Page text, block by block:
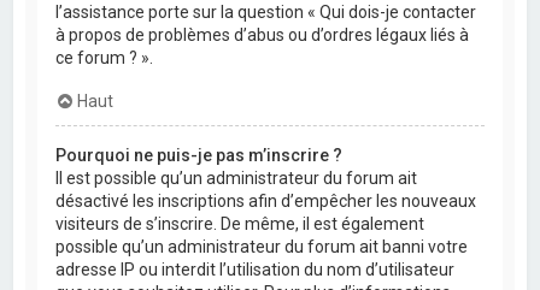
l’assistance porte sur la question « Qui dois-je contacter
à propos de problèmes d’abus ou d’ordres légaux liés à
ce forum ? ».
Haut
Pourquoi ne puis-je pas m’inscrire ?
Il est possible qu’un administrateur du forum ait
désactivé les inscriptions afin d’empêcher les nouveaux
visiteurs de s’inscrire. De même, il est également
possible qu’un administrateur du forum ait banni votre
adresse IP ou interdit l’utilisation du nom d’utilisateur